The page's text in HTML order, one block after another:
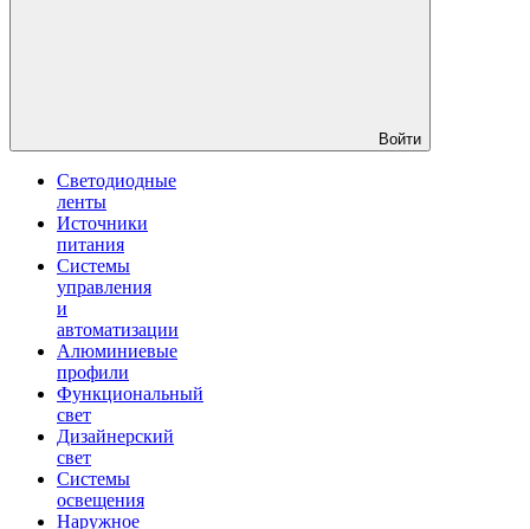
Войти
Светодиодные
ленты
Источники
питания
Системы
управления
и
автоматизации
Алюминиевые
профили
Функциональный
свет
Дизайнерский
свет
Системы
освещения
Наружное